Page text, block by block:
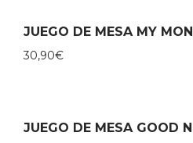
JUEGO DE MESA MY
30,90€
JUEGO DE MESA GOOD